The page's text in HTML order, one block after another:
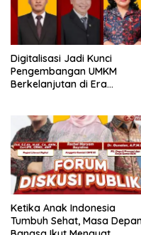
Digitalisasi Jadi Kunci
Pengembangan UMKM
Berkelanjutan di Era
Ketika Anak Indonesia
Tumbuh Sehat, Masa